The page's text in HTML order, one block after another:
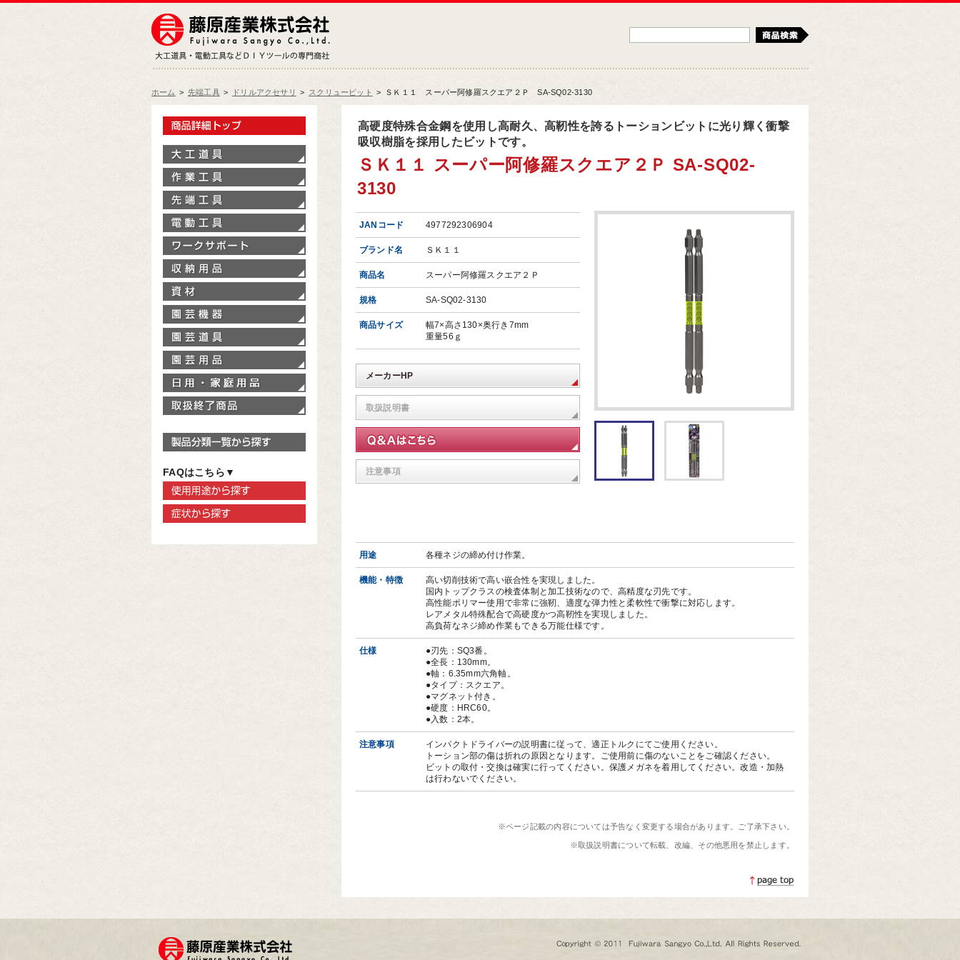
ホーム > 先端工具 > ドリルアクセサリ > スクリュービット > ＳＫ１１ スーパー阿修羅スクエア２Ｐ SA-SQ02-3130
高硬度特殊合金鋼を使用し高耐久、高靭性を誇るトーションビットに光り輝く衝撃
吸収樹脂を採用したビットです。
ＳＫ１１ スーパー阿修羅スクエア２Ｐ SA-SQ02-
3130
JANコード 4977292306904
ブランド名 ＳＫ１１
商品名 スーパー阿修羅スクエア２Ｐ
規格 SA-SQ02-3130
商品サイズ
幅7×高さ130×奥行き7mm
重量56ｇ
メーカーHP
取扱説明書
注意事項
用途 各種ネジの締め付け作業。
機能・特徴
高い切削技術で高い嵌合性を実現しました。
国内トップクラスの検査体制と加工技術なので、高精度な刃先です。
高性能ポリマー使用で非常に強靭、適度な弾力性と柔軟性で衝撃に対応します。
レアメタル特殊配合で高硬度かつ高靭性を実現しました。
高負荷なネジ締め作業もできる万能仕様です。
仕様
●刃先：SQ3番。
●全長：130mm。
●軸：6.35mm六角軸。
●タイプ：スクエア。
●マグネット付き。
●硬度：HRC60。
●入数：2本。
注意事項
インパクトドライバーの説明書に従って、適正トルクにてご使用ください。
トーション部の傷は折れの原因となります。ご使用前に傷のないことをご確認ください。
ビットの取付・交換は確実に行ってください。保護メガネを着用してください。改造・加熱
は行わないでください。
※ページ記載の内容については予告なく変更する場合があります。ご了承下さい。
※取扱説明書について転載、改編、その他悪用を禁止します。
製品情報トップ
製品分類一覧から探す
FAQはこちら▼